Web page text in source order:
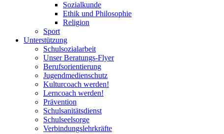
Sozialkunde
Ethik und Philosophie
Religion
Sport
Unterstützung
Schulsozialarbeit
Unser Beratungs-Flyer
Berufsorientierung
Jugendmedienschutz
Kulturcoach werden!
Lerncoach werden!
Prävention
Schulsanitätsdienst
Schulseelsorge
Verbindungslehrkräfte